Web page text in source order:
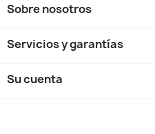
Sobre nosotros
Servicios y garantías
Su cuenta